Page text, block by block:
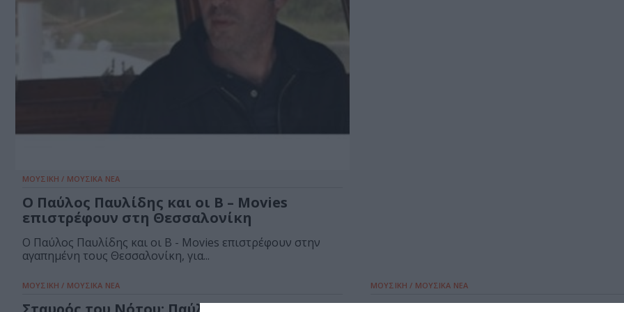
ΜΟΥΣΙΚΗ / ΜΟΥΣΙΚΑ ΝΕΑ
O Παύλος Παυλίδης και οι B – Movies
επιστρέφουν στη Θεσσαλονίκη
Ο Παύλος Παυλίδης και οι B - Movies επιστρέφουν στην
αγαπημένη τους Θεσσαλονίκη, για...
ΜΟΥΣΙΚΗ / ΜΟΥΣΙΚΑ ΝΕΑ ΜΟΥΣΙΚΗ / ΜΟΥΣΙΚΑ ΝΕΑ